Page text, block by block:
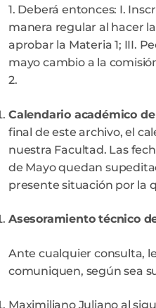
1. Deberá entonces: I.
manera regular al hacer
aprobar la Materia 1; III.
mayo cambio a la
2.
Calendario académico
final de este archivo, el
nuestra Facultad. Las
de Mayo quedan
presente situación por la
Asesoramiento técnico
Ante cualquier consulta,
comuniquen, según sea
Maximiliano Juliano al